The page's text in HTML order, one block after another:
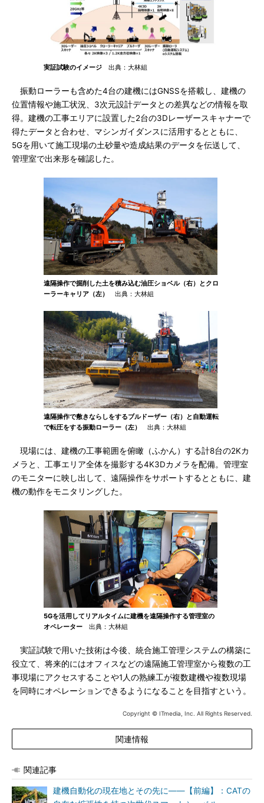
実証試験のイメージ 出典：大林組
振動ローラーも含めた4台の建機にはGNSSを搭載し、建機の
位置情報や施工状況、3次元設計データとの差異などの情報を取
得。建機の工事エリアに設置した2台の3Dレーザースキャナーで
得たデータと合わせ、マシンガイダンスに活用するとともに、
5Gを用いて施工現場の土砂量や造成結果のデータを伝送して、
管理室で出来形を確認した。
遠隔操作で掘削した土を積み込む油圧ショベル（右）とクロ
ーラーキャリア（左）
出典：大林組
遠隔操作で敷きならしをするブルドーザー（右）と自動運転
で転圧をする振動ローラー（左）
出典：大林組
現場には、建機の工事範囲を俯瞰（ふかん）する計8台の2Kカ
メラと、工事エリア全体を撮影する4K3Dカメラを配備。管理室
のモニターに映し出して、遠隔操作をサポートするとともに、建
機の動作をモニタリングした。
5Gを活用してリアルタイムに建機を遠隔操作する管理室の
オペレーター 出典：大林組
実証試験で用いた技術は今後、統合施工管理システムの構築に
役立て、将来的にはオフィスなどの遠隔施工管理室から複数の工
事現場にアクセスすることや1人の熟練工が複数建機や複数現場
を同時にオペレーションできるようになることを目指すという。
Copyright © ITmedia, Inc. All Rights Reserved.
関連情報
関連記事
建機自動化の現在地とその先に――【前編】：CATの